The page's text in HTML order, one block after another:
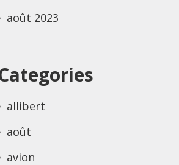
août 2023
allibert
août
avion